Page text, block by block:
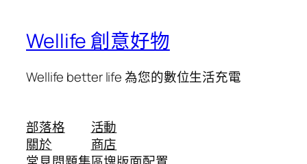
Wellife 創意好物
Wellife better life 為您的數位生活充電
部落格
關於
活動
商店